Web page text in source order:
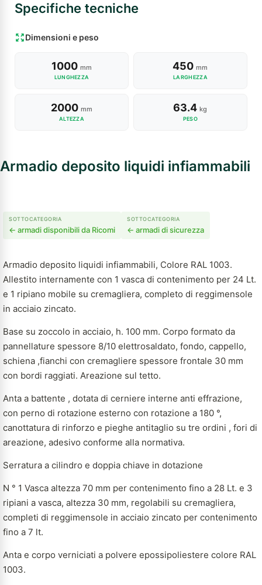
Specifiche tecniche
Dimensioni e peso
1000 mm
LUNGHEZZA
450mm
LARGHEZZA
2000 mm
ALTEZZA
63.4kg
PESO
Armadio deposito liquidi infiammabili
SOTTOCATEGORIA
← armadi disponibili da Ricomi
SOTTOCATEGORIA
← armadi di sicurezza
Armadio deposito liquidi infiammabili, Colore RAL 1003.
Allestito internamente con 1 vasca di contenimento per 24 Lt.
e 1 ripiano mobile su cremagliera, completo di reggimensole
in acciaio zincato.
Base su zoccolo in acciaio, h. 100 mm. Corpo formato da
pannellature spessore 8/10 elettrosaldato, fondo, cappello,
schiena ,fianchi con cremagliere spessore frontale 30 mm
con bordi raggiati. Areazione sul tetto.
Anta a battente , dotata di cerniere interne anti effrazione,
con perno di rotazione esterno con rotazione a 180 °,
canottatura di rinforzo e pieghe antitaglio su tre ordini , fori di
areazione, adesivo conforme alla normativa.
Serratura a cilindro e doppia chiave in dotazione
N ° 1 Vasca altezza 70 mm per contenimento fino a 28 Lt. e 3
ripiani a vasca, altezza 30 mm, regolabili su cremagliera,
completi di reggimensole in acciaio zincato per contenimento
fino a 7 lt.
Anta e corpo verniciati a polvere epossipoliestere colore RAL
1003.